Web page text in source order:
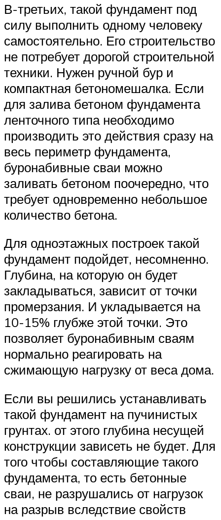
В-третьих, такой фундамент под
силу выполнить одному человеку
самостоятельно. Его строительство
не потребует дорогой строительной
техники. Нужен ручной бур и
компактная бетономешалка. Если
для залива бетоном фундамента
ленточного типа необходимо
производить это действия сразу на
весь периметр фундамента,
буронабивные сваи можно
заливать бетоном поочередно, что
требует одновременно небольшое
количество бетона.
Для одноэтажных построек такой
фундамент подойдет, несомненно.
Глубина, на которую он будет
закладываться, зависит от точки
промерзания. И укладывается на
10-15% глубже этой точки. Это
позволяет буронабивным сваям
нормально реагировать на
сжимающую нагрузку от веса дома.
Если вы решились устанавливать
такой фундамент на пучинистых
грунтах. от этого глубина несущей
конструкции зависеть не будет. Для
того чтобы составляющие такого
фундамента, то есть бетонные
сваи, не разрушались от нагрузок
на разрыв вследствие свойств